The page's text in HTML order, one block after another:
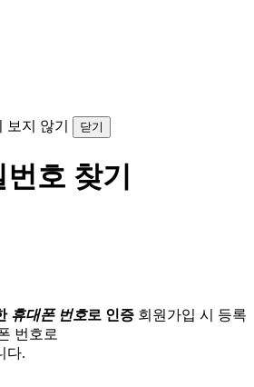
보지 않기 닫기
호 찾기
휴대폰 번호로 인증 회원가입 시 등록
번호로
다.